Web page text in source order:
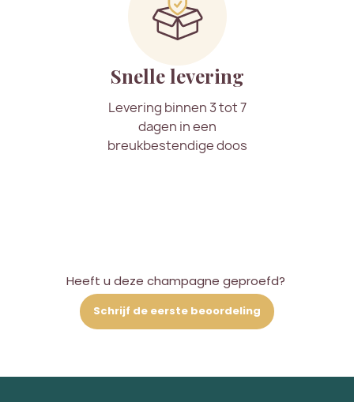
Snelle levering
Levering binnen 3 tot 7
dagen in een
breukbestendige doos
Heeft u deze champagne geproefd?
Schrijf de eerste beoordeling